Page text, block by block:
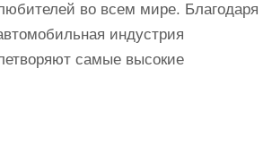
во всем мире. Благодаря
индустрия
самые высокие